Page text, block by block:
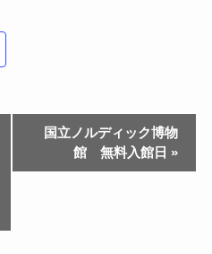
国立ノルディック博物
館 無料入館日 »